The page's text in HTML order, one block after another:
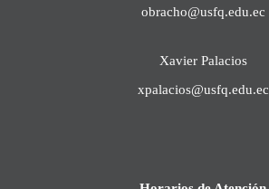
obracho@usfq.edu.ec
Xavier Palacios
xpalacios@usfq.edu.ec